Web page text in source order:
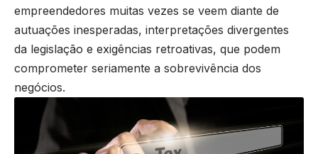
empreendedores muitas vezes se veem diante de
autuações inesperadas, interpretações divergentes
da legislação e exigências retroativas, que podem
comprometer seriamente a sobrevivência dos
negócios.